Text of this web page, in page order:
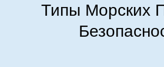
Типы Морских